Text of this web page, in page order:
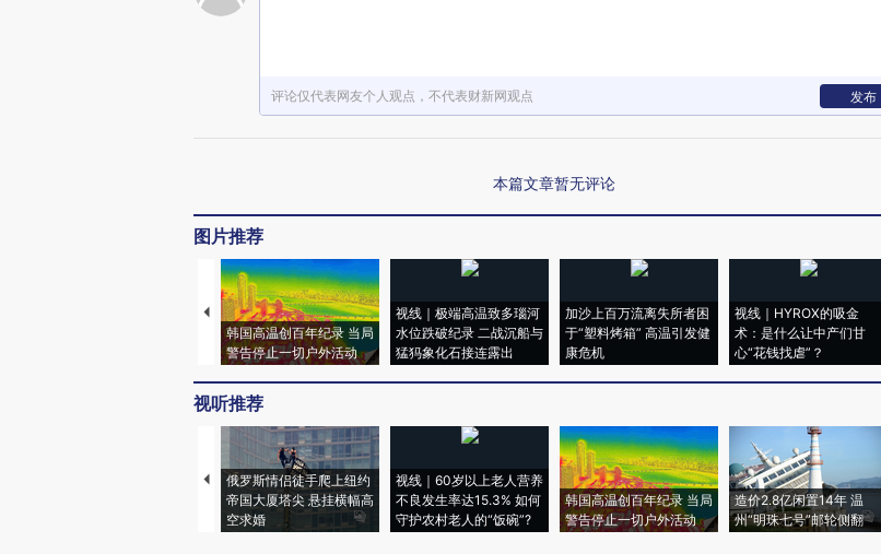
评论仅代表网友个人观点，不代表财新网观点 发布
本篇文章暂无评论
图片推荐
韩国高温创百年纪录 当局
警告停止一切户外活动
视线｜极端高温致多瑙河
水位跌破纪录 二战沉船与
猛犸象化石接连露出
加沙上百万流离失所者困
于“塑料烤箱” 高温引发健
康危机
视线｜HYROX的吸金
术：是什么让中产们甘
心“花钱找虐”？
视听推荐
俄罗斯情侣徒手爬上纽约
帝国大厦塔尖 悬挂横幅高
空求婚
视线｜60岁以上老人营养
不良发生率达15.3% 如何
守护农村老人的“饭碗”?
韩国高温创百年纪录 当局
警告停止一切户外活动
造价2.8亿闲置14年 温
州“明珠七号”邮轮侧翻